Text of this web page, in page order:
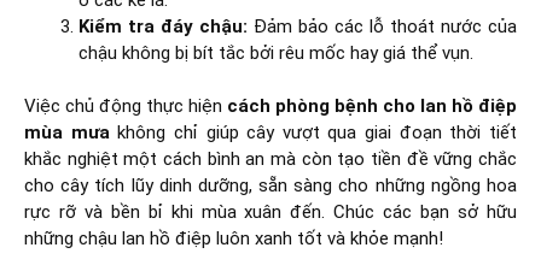
Kiểm tra đáy chậu: Đảm bảo các lỗ thoát nước của
chậu không bị bít tắc bởi rêu mốc hay giá thể vụn.
Việc chủ động thực hiện cách phòng bệnh cho lan hồ điệp
mùa mưakhông chỉ giúp cây vượt qua giai đoạn thời tiết
khắc nghiệt một cách bình an mà còn tạo tiền đề vững chắc
cho cây tích lũy dinh dưỡng, sẵn sàng cho những ngồng hoa
rực rỡ và bền bỉ khi mùa xuân đến. Chúc các bạn sở hữu
những chậu lan hồ điệp luôn xanh tốt và khỏe mạnh!